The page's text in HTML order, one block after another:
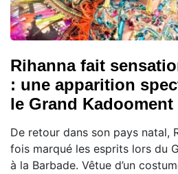
Rihanna fait
: une apparition
le Grand Kadooment
De retour dans son pays natal,
fois marqué les esprits lors du
à la Barbade. Vêtue d’un